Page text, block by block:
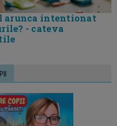
arunca intentionat
- cateva